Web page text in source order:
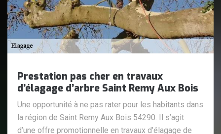
Prestation pas cher en travaux
d’élagage d’arbre Saint Remy Aux Bois
Une opportunité à ne pas rater pour les habitants dans
la région de Saint Remy Aux Bois 54290. Il s’agit
d’une offre promotionnelle en travaux d’élagage de